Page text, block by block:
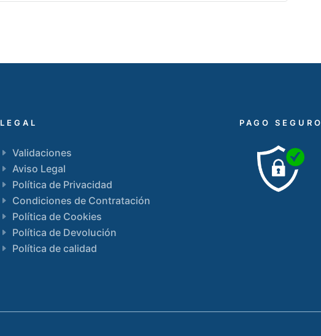
LEGAL
Validaciones
Aviso Legal
Política de Privacidad
Condiciones de Contratación
Política de Cookies
Política de Devolución
Política de calidad
PAGO SEGURO